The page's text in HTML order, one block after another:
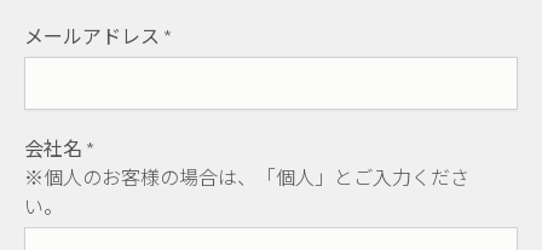
メールアドレス *
会社名 *
※個人のお客様の場合は、「個人」とご入力くださ
い。